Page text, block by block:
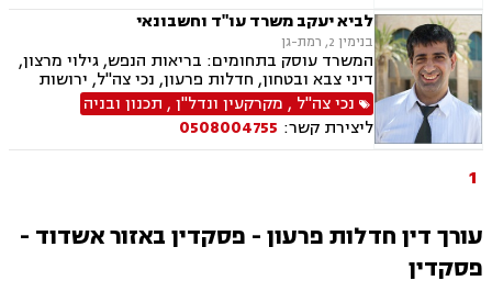
לביא יעקב משרד עו"ד וחשבונאי
בנימין 2, רמת-גן
המשרד עוסק בתחומים: בריאות הנפש, גילוי מרצון,
דיני צבא ובטחון, חדלות פרעון, נכי צה"ל, ירושות
וצוואות, רשויות מקומיות, לשון הרע, משרד הביטחון,
דיני עבודה, דיני ביטוח מיסים, דיני חוזים, חוקתי
ומנהלי, דיני מקרקעין, עסקאות מכר דירה
נכי צה"ל , מקרקעין ונדל"ן, תכנון ובניה
ליצירת קשר: 0508004755
1
עורך דין חדלות פרעון - פסקדין באזור אשדוד -
פסקדין